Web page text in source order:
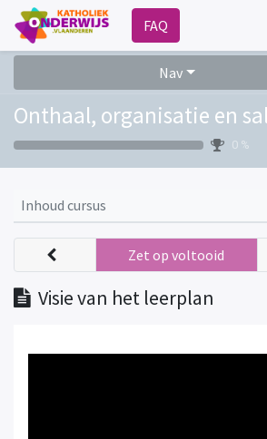
FAQ
Nav
Onthaal, organisatie en
0 %
Inhoud cursus
Visie van het leerplan
Zet op voltooid